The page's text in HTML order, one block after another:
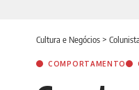
Cultura e Negócios > Colunista
COMPORTAMENTO